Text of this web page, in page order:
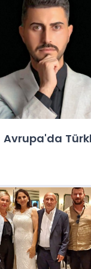
Avrupa'da